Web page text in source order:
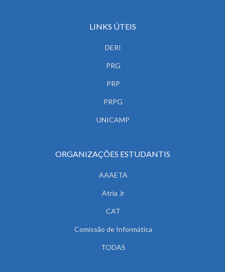
LINKS ÚTEIS
DERI
PRG
PRP
PRPG
UNICAMP
ORGANIZAÇÕES ESTUDANTIS
AAAETA
Atria Jr
CAT
Comissão de Informática
TODAS